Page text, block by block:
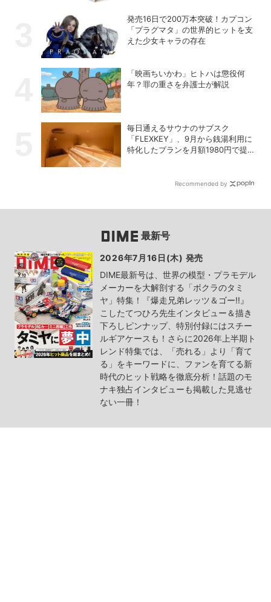
発売16日で200万本突破！カプコン
「プラグマタ」の世界的ヒットを支
えた少女キャラの存在
「映画ちいかわ」ヒトハは懲役何
年？罪の重さを弁護士が解説
毎日通えるサウナのサブスク
「FLEXKEY」、9月から銭湯利用に
特化したプランを月額1980円で提供
Recommended by
最新号
2026年7月16日(木) 発売
DIME最新号は、世界の模型・プラモデル
メーカーを大解剖する「ボクラのタミ
ヤ」特集！『爆走兄弟レッツ＆ゴー!!』
こしたてつひろ先生インタビュー＆描き
下ろしピンナップ、特別付録にはスチー
ルギアケースも！さらに2026年上半期ト
レンド特集では、「売れる」より「育て
る」をキーワードに、ファンを育てる新
時代のヒット戦略を徹底分析！話題のモ
ナキ独占インタビューも掲載した見逃せ
ない一冊！